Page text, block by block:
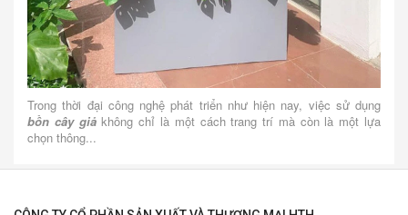
Trong thời đại công nghệ phát triển như hiện nay, việc sử dụng
bồn cây giảkhông chỉ là một cách trang trí mà còn là một lựa
chọn thông...